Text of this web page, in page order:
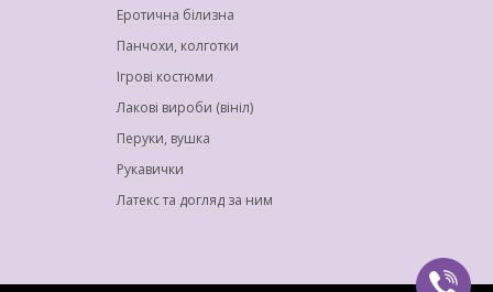
Еротична білизна
Панчохи, колготки
Ігрові костюми
Лакові вироби (вініл)
Перуки, вушка
Рукавички
Латекс та догляд за ним